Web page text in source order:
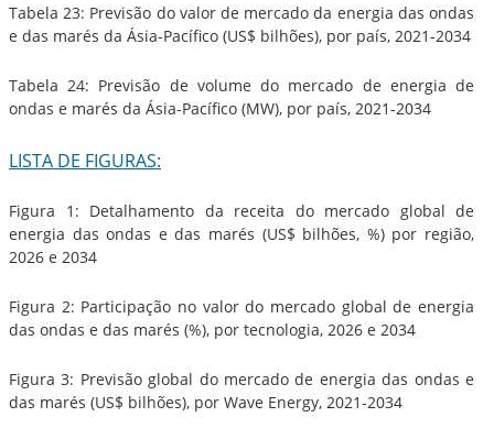
Tabela 23: Previsão do valor de mercado da energia das ondas
e das marés da Ásia-Pacífico (US$ bilhões), por país, 2021-2034
Tabela 24: Previsão de volume do mercado de energia de
ondas e marés da Ásia-Pacífico (MW), por país, 2021-2034
LISTA DE FIGURAS:
Figura 1: Detalhamento da receita do mercado global de
energia das ondas e das marés (US$ bilhões, %) por região,
2026 e 2034
Figura 2: Participação no valor do mercado global de energia
das ondas e das marés (%), por tecnologia, 2026 e 2034
Figura 3: Previsão global do mercado de energia das ondas e
das marés (US$ bilhões), por Wave Energy, 2021-2034